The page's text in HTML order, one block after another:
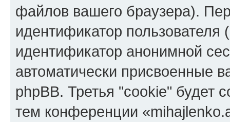
файлов вашего браузера).
идентификатор
идентификатор анонимной
автоматически присвоенные
phpBB. Третья "cookie" будет
тем конференции